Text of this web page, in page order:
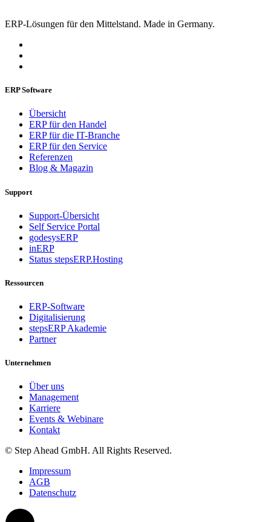
ERP-Lösungen für den Mittelstand. Made in Germany.
ERP Software
Übersicht
ERP für den Handel
ERP für die IT-Branche
ERP für den Service
Referenzen
Blog & Magazin
Support
Support-Übersicht
Self Service Portal
godesysERP
inERP
Status stepsERP.Hosting
Ressourcen
ERP-Software
Digitalisierung
stepsERP Akademie
Partner
Unternehmen
Über uns
Management
Karriere
Events & Webinare
Kontakt
© Step Ahead GmbH. All Rights Reserved.
Impressum
AGB
Datenschutz